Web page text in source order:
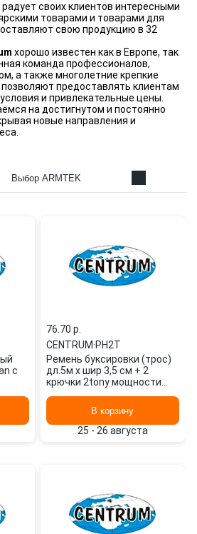
своих клиентов интересными
товарами и товарами для
свою продукцию в 32
хорошо известен как в Европе, так
команда профессионалов,
а также многолетние крепкие
предоставлять клиентам
и привлекательные цены.
на достигнутом и постоянно
новые направления и
Выбор ARMTEK
с
76.70 p.
CENTRUM·PH2T
Ремень буксировки (трос)
дл.5м x шир 3,5 см + 2
крючки 2tony мощности
В корзину
25 - 26 августа